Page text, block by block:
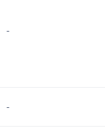
-
-